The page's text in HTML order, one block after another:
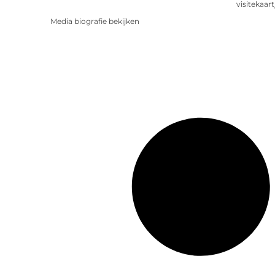
Media biografie bekijken